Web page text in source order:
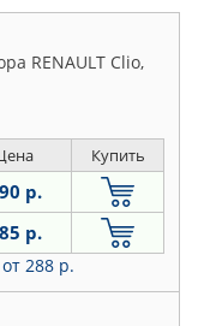
RENAULT Clio,
Купить
р.
р.
от 288 р.